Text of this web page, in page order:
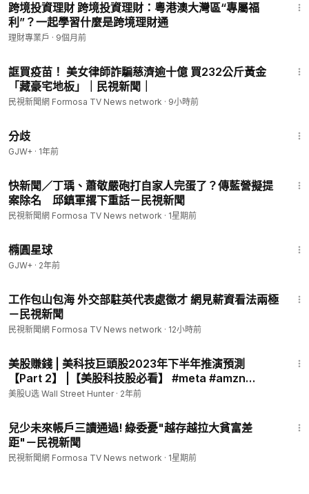
跨境投資理財 跨境投資理財：粵港澳大灣區“專屬福
利”？一起學習什麼是跨境理財通
理財專業戶 · 9個月前
誆買疫苗！ 美女律師詐騙慈濟逾十億 買232公斤黃金
「藏豪宅地板」｜民視新聞｜
民視新聞網 Formosa TV News network · 9小時前
分歧
GJW+ · 1年前
快新聞／丁瑀、蕭敬嚴砲打自家人完蛋了？傳藍營擬提
案除名 邱鎮軍撂下重話－民視新聞
民視新聞網 Formosa TV News network · 1星期前
橢圓星球
GJW+ · 2年前
工作包山包海 外交部駐英代表處徵才 網見薪資看法兩極
－民視新聞
民視新聞網 Formosa TV News network · 12小時前
美股賺錢 | 美科技巨頭股2023年下半年推演預測
【Part 2】 |【美股科技股必看】 #meta #amzn
#google #nflx #美股 #科技股
美股U选 Wall Street Hunter· 2年前
兒少未來帳戶三讀通過! 綠委憂"越存越拉大貧富差
距"－民視新聞
民視新聞網 Formosa TV News network · 1星期前